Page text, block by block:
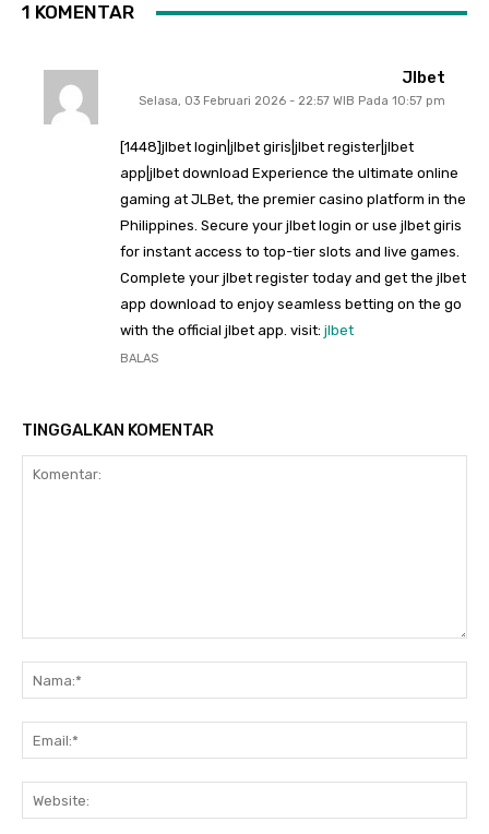
1 KOMENTAR
Jlbet
Selasa, 03 Februari 2026 - 22:57 WIB Pada 10:57 pm
[1448]jlbet login|jlbet giris|jlbet register|jlbet
app|jlbet download Experience the ultimate online
gaming at JLBet, the premier casino platform in the
Philippines. Secure your jlbet login or use jlbet giris
for instant access to top-tier slots and live games.
Complete your jlbet register today and get the jlbet
app download to enjoy seamless betting on the go
with the official jlbet app. visit: jlbet
BALAS
TINGGALKAN KOMENTAR